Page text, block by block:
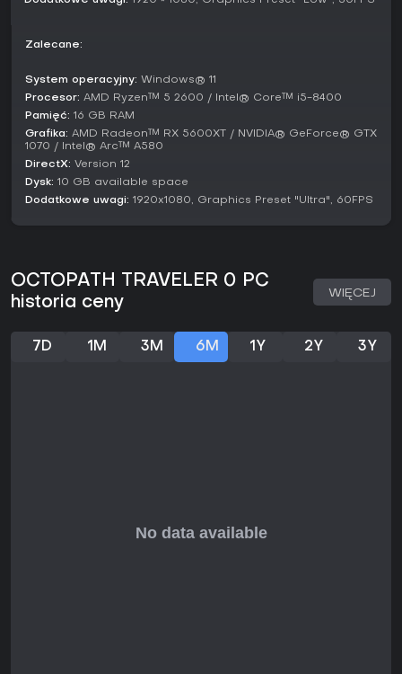
OCTOPATH TRAVELER 0
zapewnia wciągającą
Pozytywne na podstawie 173 ostatnich wpisów, z 82%
26 marca 2026 roku oraz demo do wypróbowania. Jeśli
lubisz strategiczne starcia i budowanie świata w solowej
podróży, to strzał w dziesiątkę, choć amatorzy szybkiej akcji
mogą szukać gdzie indziej.
Zalecane:
System operacyjny: Windows® 11
Procesor: AMD Ryzen™ 5 2600 / Intel® Core™ i5-8400
Pamięć: 16 GB RAM
Grafika: AMD Radeon™ RX 5600XT / NVIDIA® GeForce® GTX
1070 / Intel® Arc™ A580
DirectX: Version 12
Dysk: 10 GB available space
Dodatkowe uwagi: 1920x1080, Graphics Preset "Ultra", 60FPS
OCTOPATH TRAVELER 0 PC
historia ceny
WIĘCEJ
7D 1M 3M 6M 1Y 2Y 3Y